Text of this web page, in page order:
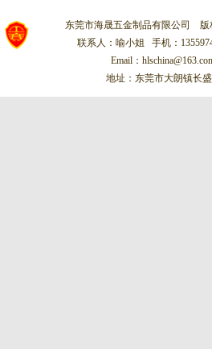
东莞市海晟五金制品有限公司
联系人：喻小姐 手机：
Email：
地址：东莞市大朗镇长